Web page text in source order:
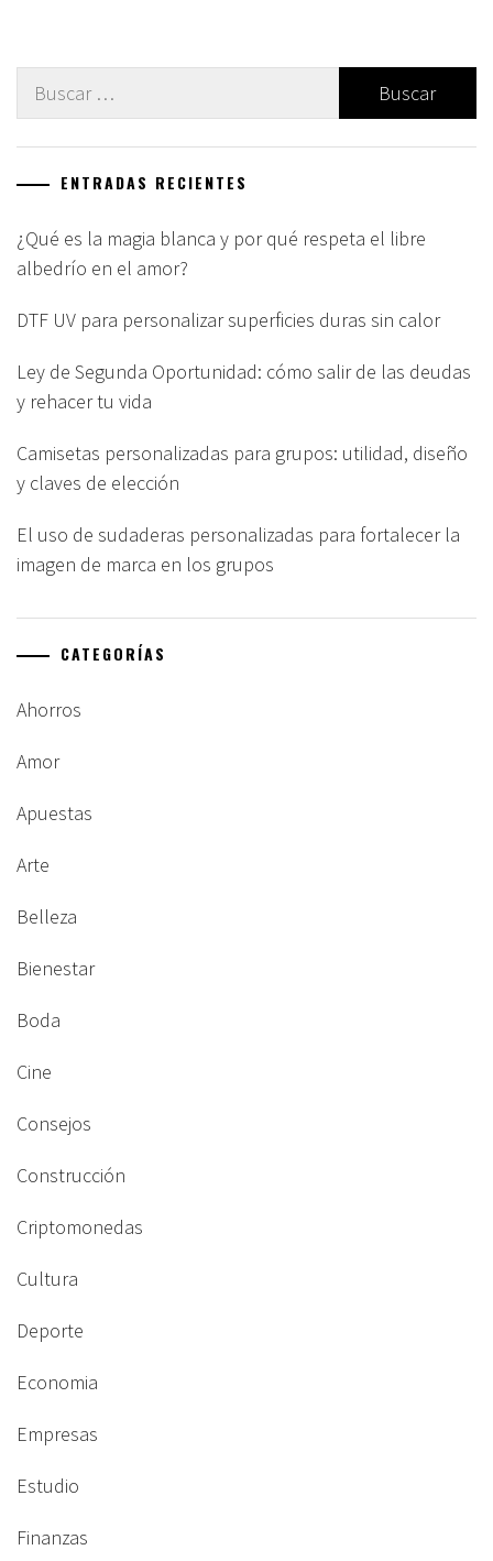
Buscar:
ENTRADAS RECIENTES
¿Qué es la magia blanca y por qué respeta el libre
albedrío en el amor?
DTF UV para personalizar superficies duras sin calor
Ley de Segunda Oportunidad: cómo salir de las deudas
y rehacer tu vida
Camisetas personalizadas para grupos: utilidad, diseño
y claves de elección
El uso de sudaderas personalizadas para fortalecer la
imagen de marca en los grupos
CATEGORÍAS
Ahorros
Amor
Apuestas
Arte
Belleza
Bienestar
Boda
Cine
Consejos
Construcción
Criptomonedas
Cultura
Deporte
Economia
Empresas
Estudio
Finanzas